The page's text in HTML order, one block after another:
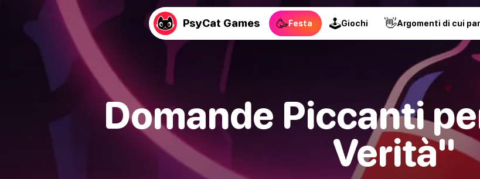
PsyCat Games 🥳Festa 🕹Giochi 👋Argomenti di cui
Domande Piccanti
Verità"